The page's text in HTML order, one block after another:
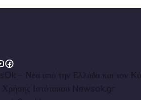
- Νέα από την Ελλάδα και τον
Χρήσης Ιστότοπου Newsok.gr